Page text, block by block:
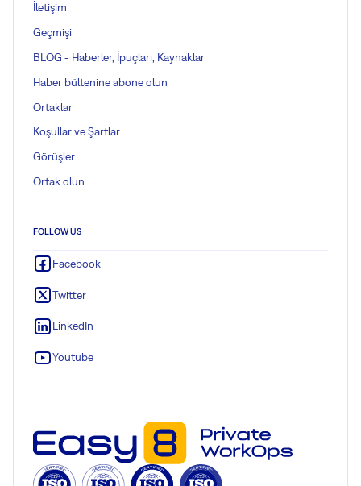
İletişim
Geçmişi
BLOG - Haberler, İpuçları, Kaynaklar
Haber bültenine abone olun
Ortaklar
Koşullar ve Şartlar
Görüşler
Ortak olun
FOLLOW US
Facebook
Twitter
LinkedIn
Youtube